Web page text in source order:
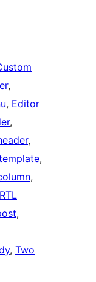
, Editor
RTL
, Two